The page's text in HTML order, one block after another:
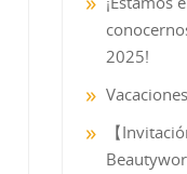
2025!
【